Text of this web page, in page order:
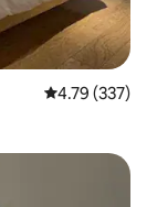
平均评分 4.79
4.79 (337)